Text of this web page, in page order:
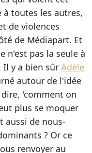
toutes les autres,
de violences
de Médiapart. Et
n'est pas la seule à
Il y a bien sûr Adèle
autour de l'idée
'comment on
plus se moquer
aussi de nous-
? Or ce
renvoyer au